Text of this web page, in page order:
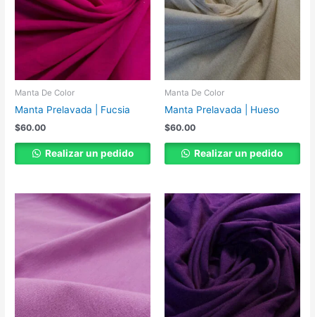
Manta De Color
Manta Prelavada | Fucsia
$60.00
Realizar un pedido
Manta De Color
Manta Prelavada | Hueso
$60.00
Realizar un pedido